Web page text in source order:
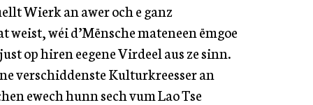
Wierk an awer och e ganz
weist, wéi d’Mënsche mateneen ëmgoe
op hiren eegene Virdeel aus ze sinn.
verschiddenste Kulturkreesser an
ewech hunn sech vum Lao Tse